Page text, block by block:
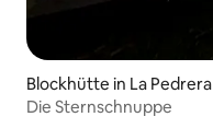
Blockhütte in La Pedrera
Die Sternschnuppe